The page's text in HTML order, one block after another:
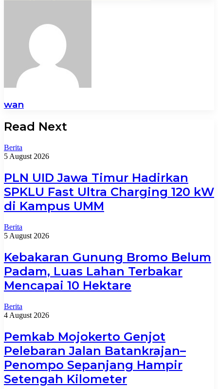
wan
Read Next
Berita
5 August 2026
PLN UID Jawa Timur Hadirkan
SPKLU Fast Ultra Charging 120 kW
di Kampus UMM
Berita
5 August 2026
Kebakaran Gunung Bromo Belum
Padam, Luas Lahan Terbakar
Mencapai 10 Hektare
Berita
4 August 2026
Pemkab Mojokerto Genjot
Pelebaran Jalan Batankrajan–
Penompo Sepanjang Hampir
Setengah Kilometer